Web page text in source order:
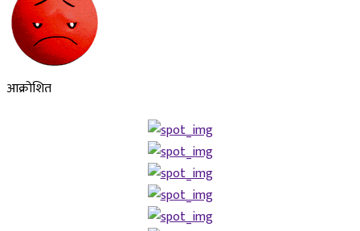
आक्रोशित